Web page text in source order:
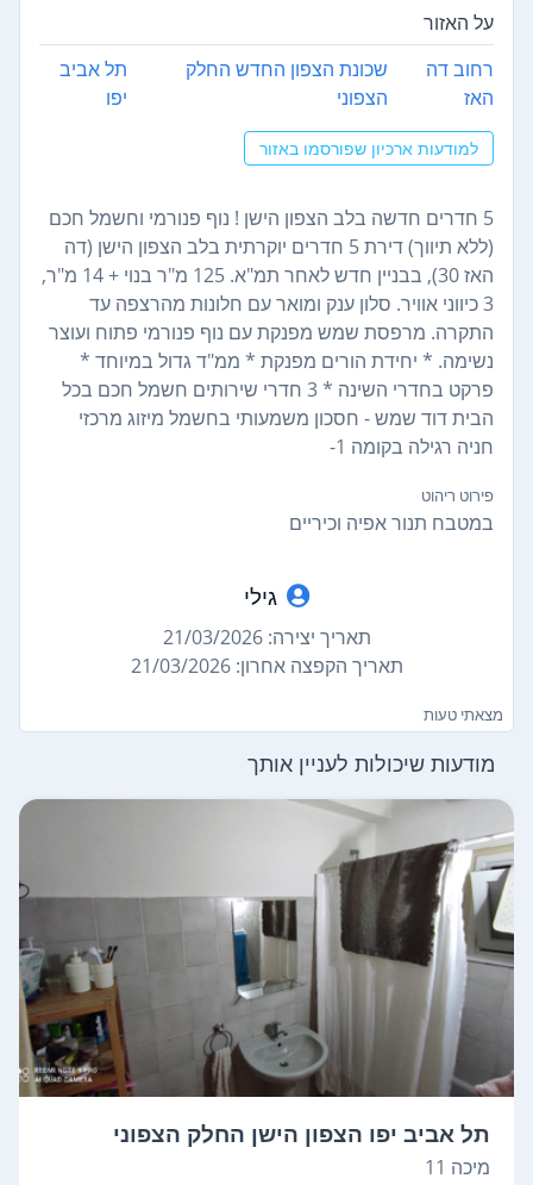
על האזור
רחוב דה
האז
שכונת הצפון החדש החלק
הצפוני
תל אביב
יפו
למודעות ארכיון שפורסמו באזור
5 חדרים חדשה בלב הצפון הישן ! נוף פנורמי וחשמל חכם
(ללא תיווך) דירת 5 חדרים יוקרתית בלב הצפון הישן (דה
האז 30), בבניין חדש לאחר תמ"א. 125 מ"ר בנוי + 14 מ"ר,
3 כיווני אוויר. סלון ענק ומואר עם חלונות מהרצפה עד
התקרה. מרפסת שמש מפנקת עם נוף פנורמי פתוח ועוצר
נשימה. * יחידת הורים מפנקת * ממ"ד גדול במיוחד *
פרקט בחדרי השינה * 3 חדרי שירותים חשמל חכם בכל
הבית דוד שמש - חסכון משמעותי בחשמל מיזוג מרכזי
חניה רגילה בקומה 1-
פירוט ריהוט
במטבח תנור אפיה וכיריים
גילי
תאריך יצירה: 21/03/2026
תאריך הקפצה אחרון: 21/03/2026
מצאתי טעות
מודעות שיכולות לעניין אותך
תל אביב יפו הצפון הישן החלק הצפוני
מיכה 11